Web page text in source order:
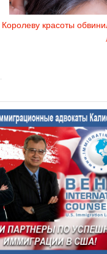
Королеву красоты